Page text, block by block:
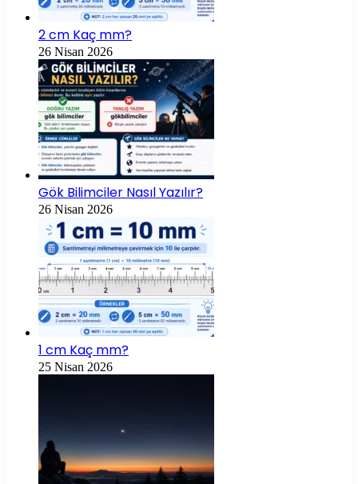
2 cm Kaç mm?
26 Nisan 2026
Gök Bilimciler Nasıl Yazılır?
26 Nisan 2026
1 cm Kaç mm?
25 Nisan 2026